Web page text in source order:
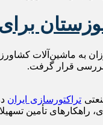
برای
به ماشین‌آلات
بررسی قرار گرفت.
تراکتورسازی ایران
راهکارهای تأمین